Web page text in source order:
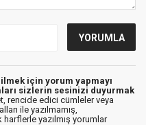
için yorum yapmayı
sizlerin sesinizi duyurmak
rencide edici cümleler veya
ile yazılmamış,
yazılmış yorumlar